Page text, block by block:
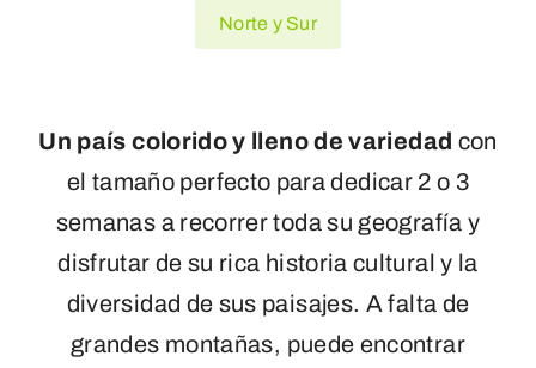
Norte y Sur
Un país colorido y lleno de variedad con
el tamaño perfecto para dedicar 2 o 3
semanas a recorrer toda su geografía y
disfrutar de su rica historia cultural y la
diversidad de sus paisajes. A falta de
grandes montañas, puede encontrar